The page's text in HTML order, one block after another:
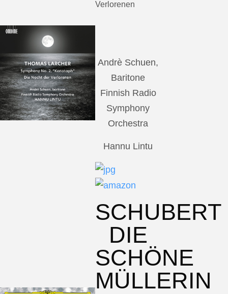
Verlorenen
Andrè Schuen,
Baritone
Finnish Radio
Symphony
Orchestra
Hannu Lintu
SCHUBERT
DIE
SCHÖNE
MÜLLERIN